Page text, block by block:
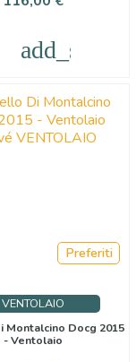
VENTOLAIO
Montalcino Docg 2015
- Ventolaio
Preferiti